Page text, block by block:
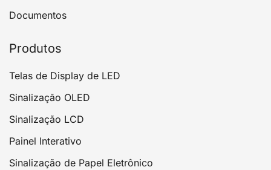
Documentos
Produtos
Telas de Display de LED
Sinalização OLED
Sinalização LCD
Painel Interativo
Sinalização de Papel Eletrônico